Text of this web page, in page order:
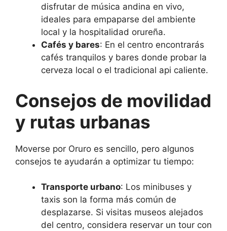
disfrutar de música andina en vivo,
ideales para empaparse del ambiente
local y la hospitalidad orureña.
Cafés y bares: En el centro encontrarás
cafés tranquilos y bares donde probar la
cerveza local o el tradicional api caliente.
Consejos de movilidad
y rutas urbanas
Moverse por Oruro es sencillo, pero algunos
consejos te ayudarán a optimizar tu tiempo:
Transporte urbano: Los minibuses y
taxis son la forma más común de
desplazarse. Si visitas museos alejados
del centro, considera reservar un tour con